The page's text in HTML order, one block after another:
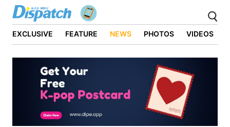
EXCLUSIVE FEATURE NEWS PHOTOS VIDEOS